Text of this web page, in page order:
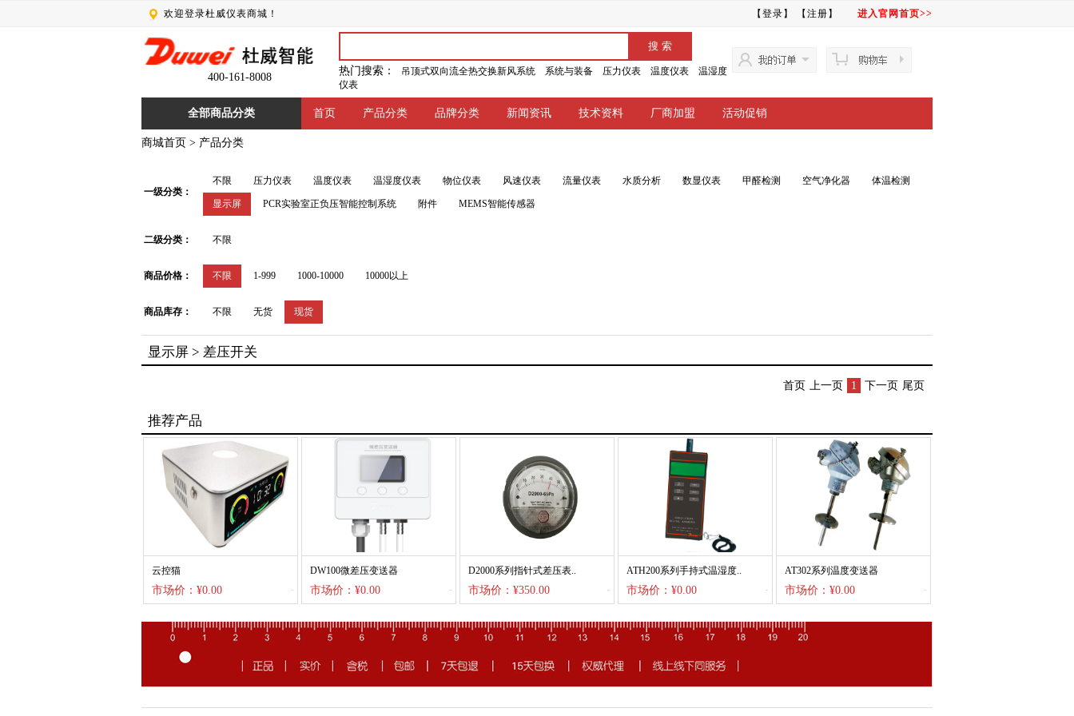
欢迎登录杜威仪表商城！ 【登录】 【注册】 进入官网首页>>
400-161-8008
热门搜索： 吊顶式双向流全热交换新风系统 系统与装备 压力仪表 温度仪表
温湿度
仪表
全部商品分类 首页 产品分类 品牌分类 新闻资讯 技术资料 厂商加盟 活动促销
商城首页 > 产品分类
一级分类：
不限 压力仪表 温度仪表 温湿度仪表 物位仪表 风速仪表 流量仪表 水质分析 数显仪表 甲醛检测 空气净化器 体温检测
显示屏 PCR实验室正负压智能控制系统 附件 MEMS智能传感器
二级分类： 不限
商品价格： 不限 1-999 1000-10000 10000以上
商品库存： 不限 无货 现货
显示屏 > 差压开关
首页 上一页 1 下一页 尾页
推荐产品
云控猫
市场价：¥0.00
DW100微差压变送器
市场价：¥0.00
D2000系列指针式差压表..
市场价：¥350.00
ATH200系列手持式温湿度..
市场价：¥0.00
AT302系列温度变送器
市场价：¥0.00